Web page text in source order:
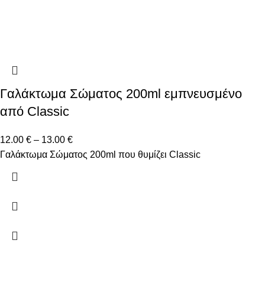
Γαλάκτωμα Σώματος 200ml εμπνευσμένο
από Classic
12.00 € – 13.00 €
Γαλάκτωμα Σώματος 200ml που θυμίζει Classic